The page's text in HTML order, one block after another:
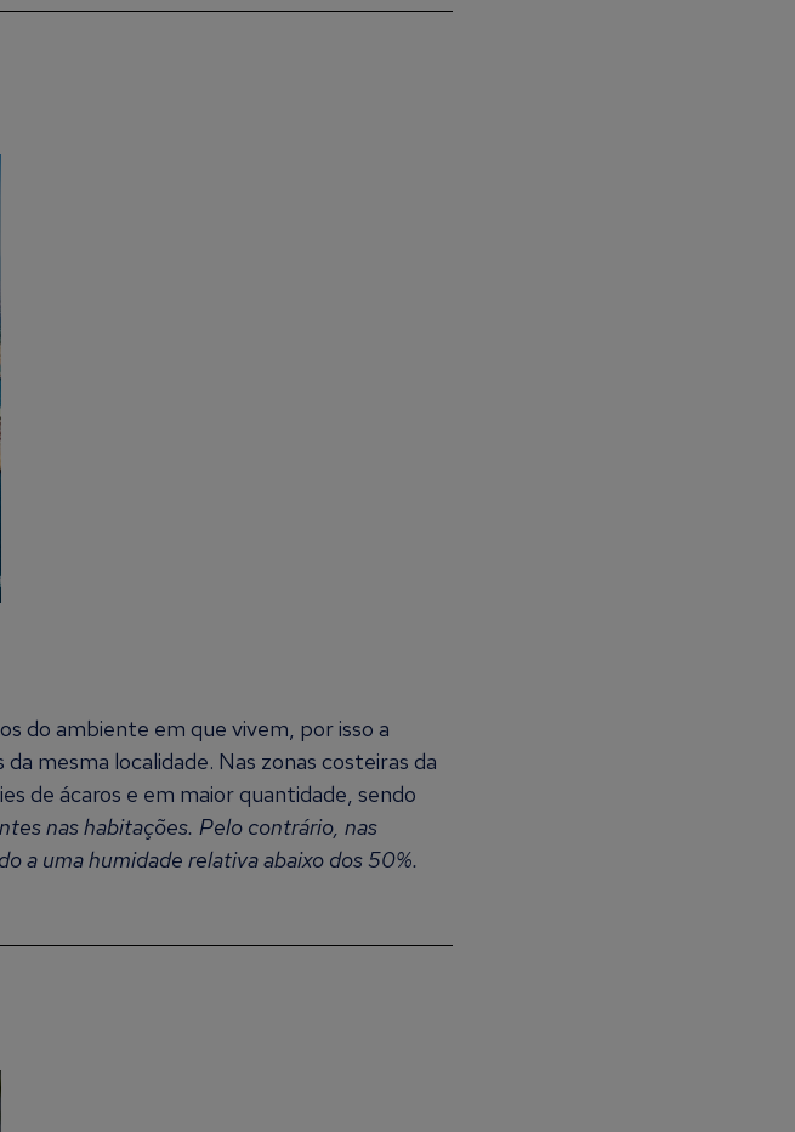
do ambiente em que vivem, por isso a
mesma localidade. Nas zonas costeiras da
de ácaros e em maior quantidade, sendo
nas habitações. Pelo contrário, nas
a uma humidade relativa abaixo dos 50%.